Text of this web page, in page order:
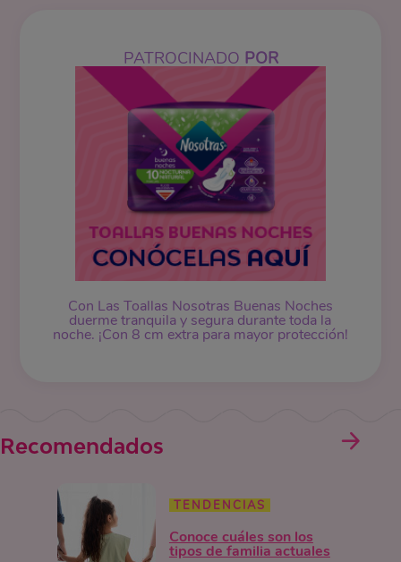
PATROCINADO POR
Con Las Toallas Nosotras Buenas Noches
duerme tranquila y segura durante toda la
noche. ¡Con 8 cm extra para mayor protección!
Recomendados
TENDENCIAS
Conoce cuáles son los
tipos de familia actuales